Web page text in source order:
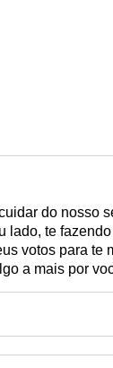
do nosso
lado, te
votos para te
a mais por